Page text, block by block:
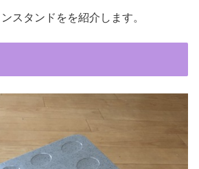
スタンドをを紹介します。